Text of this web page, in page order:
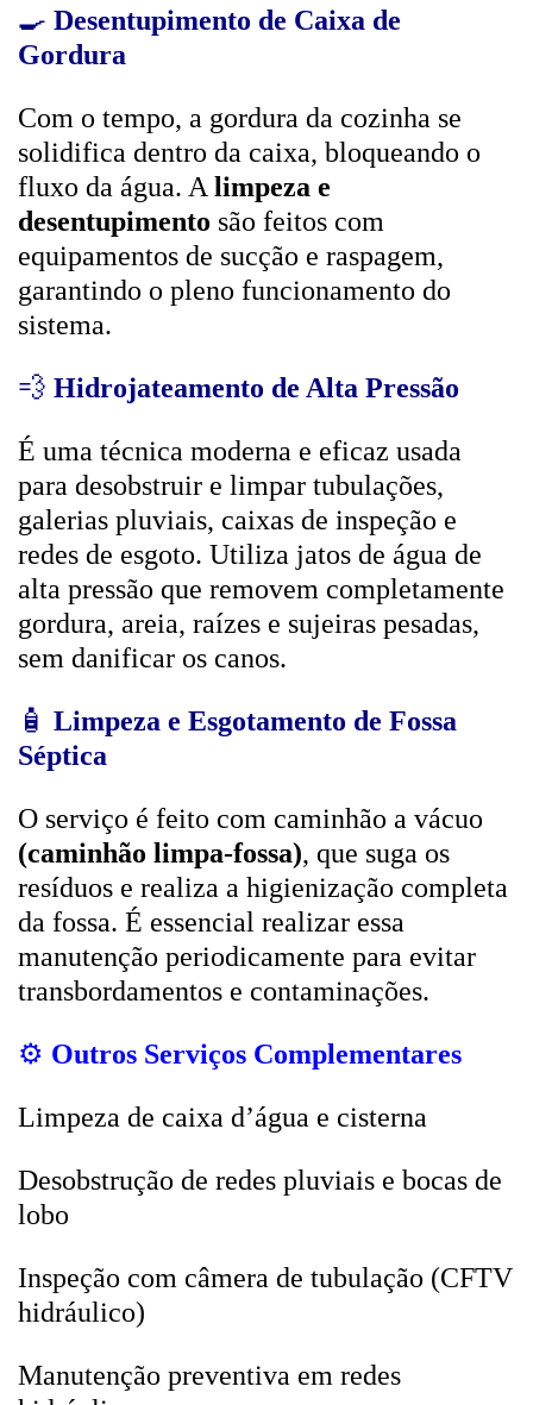
🍳 Desentupimento de Caixa de
Gordura
Com o tempo, a gordura da cozinha se
solidifica dentro da caixa, bloqueando o
fluxo da água. A limpeza e
desentupimento são feitos com
equipamentos de sucção e raspagem,
garantindo o pleno funcionamento do
sistema.
💨 Hidrojateamento de Alta Pressão
É uma técnica moderna e eficaz usada
para desobstruir e limpar tubulações,
galerias pluviais, caixas de inspeção e
redes de esgoto. Utiliza jatos de água de
alta pressão que removem completamente
gordura, areia, raízes e sujeiras pesadas,
sem danificar os canos.
🧴 Limpeza e Esgotamento de Fossa
Séptica
O serviço é feito com caminhão a vácuo
(caminhão limpa-fossa), que suga os
resíduos e realiza a higienização completa
da fossa. É essencial realizar essa
manutenção periodicamente para evitar
transbordamentos e contaminações.
⚙️ Outros Serviços Complementares
Limpeza de caixa d’água e cisterna
Desobstrução de redes pluviais e bocas de
lobo
Inspeção com câmera de tubulação (CFTV
hidráulico)
Manutenção preventiva em redes